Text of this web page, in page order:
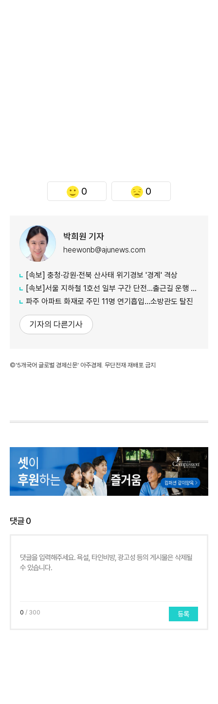
0 0
박희원 기자
heewonb@ajunews.com
[속보] 충청·강원·전북 산사태 위기경보 '경계' 격상
[속보]서울 지하철 1호선 일부 구간 단전…출근길 운행 지연
파주 아파트 화재로 주민 11명 연기흡입…소방관도 탈진
기자의 다른기사
©'5개국어 글로벌 경제신문' 아주경제. 무단전재·재배포 금지
댓글0
0 / 300 등록